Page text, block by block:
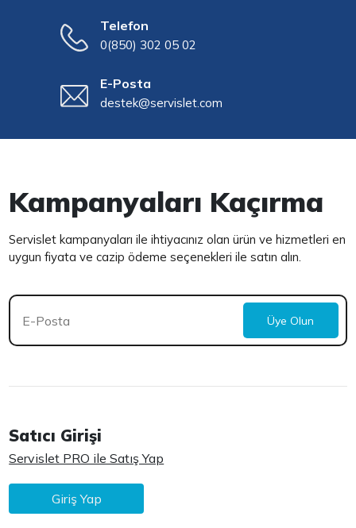
Telefon
0(850) 302 05 02
E-Posta
destek@servislet.com
Kampanyaları Kaçırma
Servislet kampanyaları ile ihtiyacınız olan ürün ve hizmetleri en
uygun fiyata ve cazip ödeme seçenekleri ile satın alın.
Üye Olun
Satıcı Girişi
Servislet PRO ile Satış Yap
Giriş Yap